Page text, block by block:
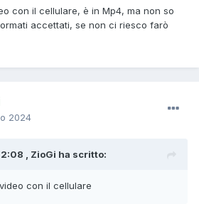
con il cellulare, è in Mp4, ma non so
accettati, se non ci riesco farò
2024
, ZioGi ha scritto:
con il cellulare